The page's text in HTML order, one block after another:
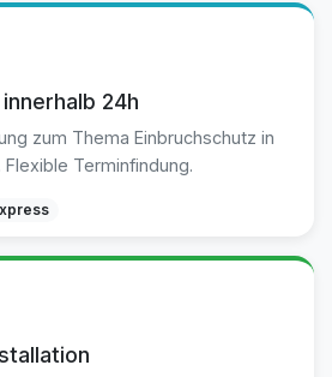
24h
zum Thema Einbruchschutz in
Terminfindung.